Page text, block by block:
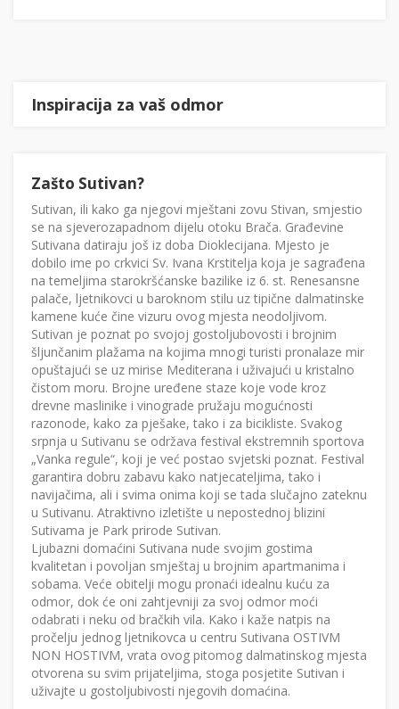
Inspiracija za vaš odmor
Zašto Sutivan?
Sutivan, ili kako ga njegovi mještani zovu Stivan, smjestio
se na sjeverozapadnom dijelu otoku Brača. Građevine
Sutivana datiraju još iz doba Dioklecijana. Mjesto je
dobilo ime po crkvici Sv. Ivana Krstitelja koja je sagrađena
na temeljima starokršćanske bazilike iz 6. st. Renesansne
palače, ljetnikovci u baroknom stilu uz tipične dalmatinske
kamene kuće čine vizuru ovog mjesta neodoljivom.
Sutivan je poznat po svojoj gostoljubovosti i brojnim
šljunčanim plažama na kojima mnogi turisti pronalaze mir
opuštajući se uz mirise Mediterana i uživajući u kristalno
čistom moru. Brojne uređene staze koje vode kroz
drevne maslinike i vinograde pružaju mogućnosti
razonode, kako za pješake, tako i za bicikliste. Svakog
srpnja u Sutivanu se održava festival ekstremnih sportova
„Vanka regule“, koji je već postao svjetski poznat. Festival
garantira dobru zabavu kako natjecateljima, tako i
navijačima, ali i svima onima koji se tada slučajno zateknu
u Sutivanu. Atraktivno izletište u nepostednoj blizini
Sutivama je Park prirode Sutivan.
Ljubazni domaćini Sutivana nude svojim gostima
kvalitetan i povoljan smještaj u brojnim apartmanima i
sobama. Veće obitelji mogu pronaći idealnu kuću za
odmor, dok će oni zahtjevniji za svoj odmor moći
odabrati i neku od bračkih vila. Kako i kaže natpis na
pročelju jednog ljetnikovca u centru Sutivana OSTIVM
NON HOSTIVM, vrata ovog pitomog dalmatinskog mjesta
otvorena su svim prijateljima, stoga posjetite Sutivan i
uživajte u gostoljubivosti njegovih domaćina.